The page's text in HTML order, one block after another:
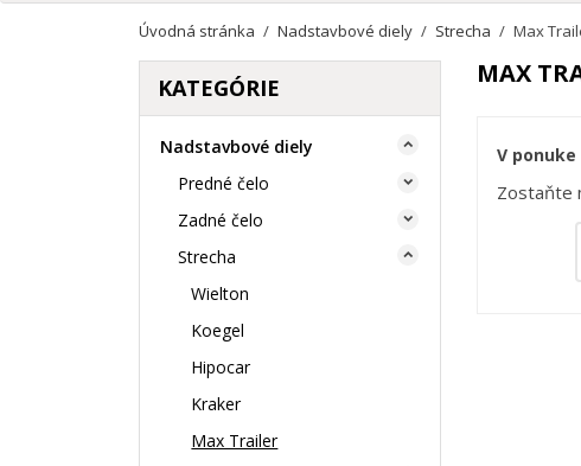
Úvodná stránka Nadstavbové diely Strecha Max
KATEGÓRIE
Nadstavbové diely 
Predné čelo 
Zadné čelo 
Strecha 
Wielton
Koegel
Hipocar
Kraker
Max Trailer
MAX
V
Zostaňte